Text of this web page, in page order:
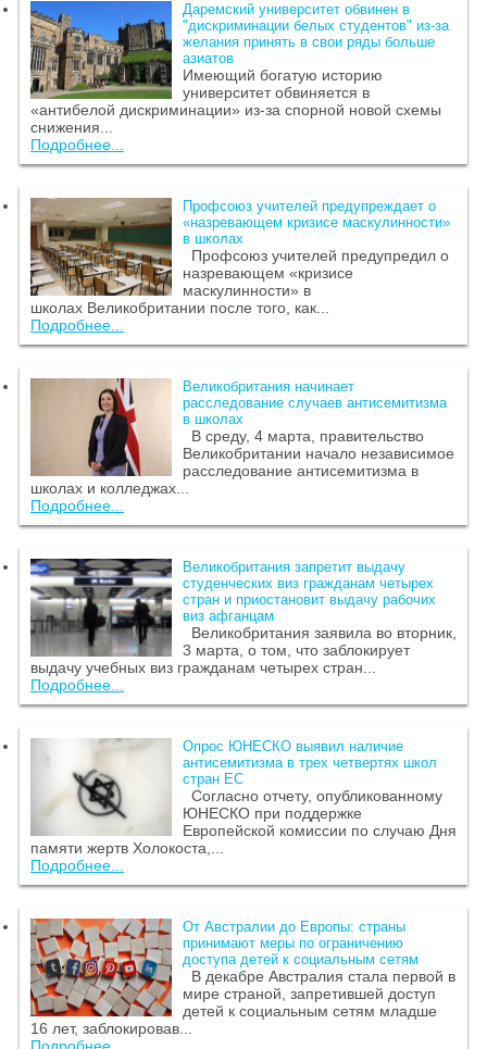
Даремский университет обвинен в
"дискриминации белых студентов" из-за
желания принять в свои ряды больше
азиатов
Имеющий богатую историю
университет обвиняется в
«антибелой дискриминации» из-за спорной новой схемы
снижения...
Подробнее...
Профсоюз учителей предупреждает о
«назревающем кризисе маскулинности»
в школах
Профсоюз учителей предупредил о
назревающем «кризисе
маскулинности» в
школах Великобритании после того, как...
Подробнее...
Великобритания начинает
расследование случаев антисемитизма
в школах
В среду, 4 марта, правительство
Великобритании начало независимое
расследование антисемитизма в
школах и колледжах...
Подробнее...
Великобритания запретит выдачу
студенческих виз гражданам четырех
стран и приостановит выдачу рабочих
виз афганцам
Великобритания заявила во вторник,
3 марта, о том, что заблокирует
выдачу учебных виз гражданам четырех стран...
Подробнее...
Опрос ЮНЕСКО выявил наличие
антисемитизма в трех четвертях школ
стран ЕС
Согласно отчету, опубликованному
ЮНЕСКО при поддержке
Европейской комиссии по случаю Дня
памяти жертв Холокоста,...
Подробнее...
От Австралии до Европы: страны
принимают меры по ограничению
доступа детей к социальным сетям
В декабре Австралия стала первой в
мире страной, запретившей доступ
детей к социальным сетям младше
16 лет, заблокировав...